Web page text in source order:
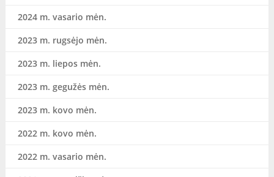
2024 m. vasario mėn.
2023 m. rugsėjo mėn.
2023 m. liepos mėn.
2023 m. gegužės mėn.
2023 m. kovo mėn.
2022 m. kovo mėn.
2022 m. vasario mėn.